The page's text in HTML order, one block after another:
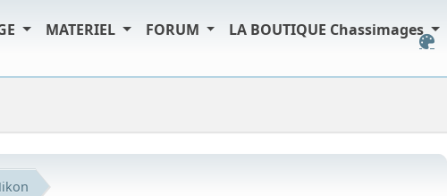
MATERIEL FORUM LA BOUTIQUE Chassimages